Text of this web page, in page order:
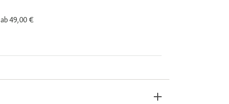
ab 49,00 €